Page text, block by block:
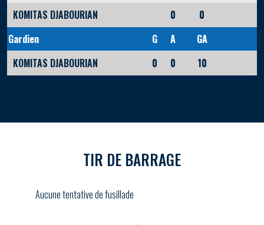
KOMITAS DJABOURIAN
0
0
Gardien
G A
GA
KOMITAS DJABOURIAN
0 0 10
TIR DE BARRAGE
Aucune tentative de fusillade